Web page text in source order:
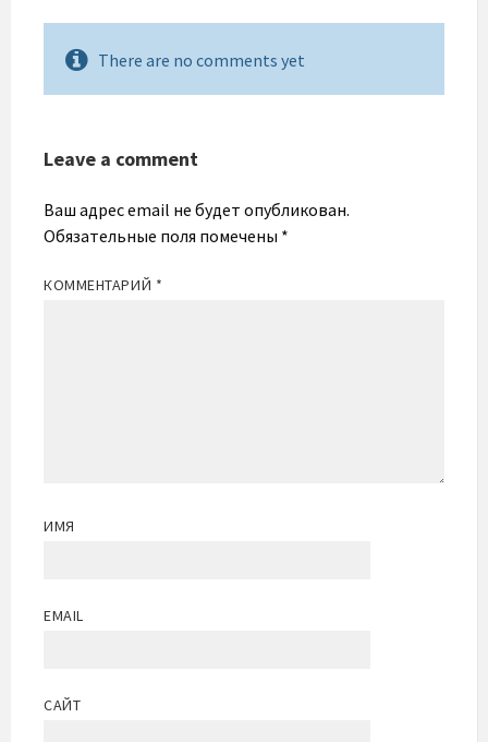
There are no comments yet
Leave a comment
Ваш адрес email не будет опубликован.
Обязательные поля помечены *
КОММЕНТАРИЙ *
ИМЯ
EMAIL
САЙТ